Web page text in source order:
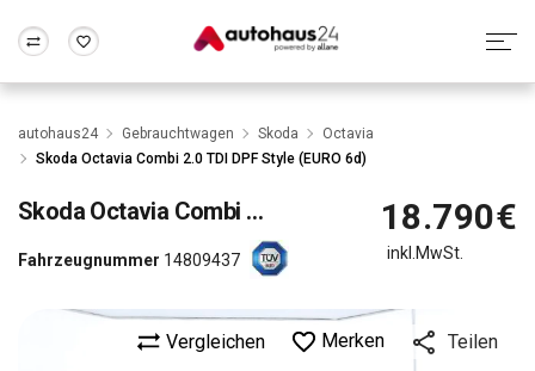
Zum Antrag
Wir bewerten dein Auto
Alle Fragen & Antworten
Rund um die Inzahlungnahme
Frankfurt Wuppertal
autohaus24 Gebrauchtwagen Skoda
Octavia
Skoda Octavia Combi 2.0 TDI DPF Style (EURO 6d)
Skoda Octavia Combi 2.0 TDI DPF Style (EURO 6d)
Fahrzeugnummer 14809437
Vergleichen Merken Teilen
18.790€
inkl.MwSt.